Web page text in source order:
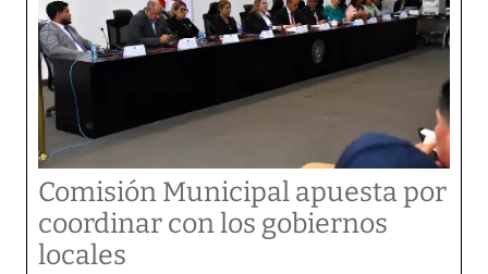
Comisión Municipal apuesta por
coordinar con los gobiernos
locales